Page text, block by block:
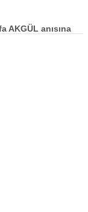
AKGÜL anısına